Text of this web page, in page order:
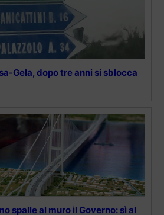
Gela, dopo tre anni si sblocca
spalle al muro il Governo: sì al